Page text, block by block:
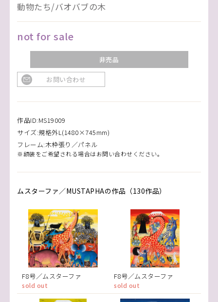
動物たち/バオバブの木
not for sale
非売品
お問い合わせ
作品ID:MS19009
サイズ:規格外L(1480×745mm)
フレーム:木枠張り／パネル
※額装をご希望される場合はお問い合わせください。
ムスターファ／MUSTAPHAの作品（130作品）
F8号／ムスターファ
sold out
F8号／ムスターファ
sold out